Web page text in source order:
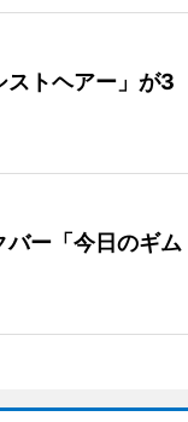
ストヘアー」が3
ー「今日のギム